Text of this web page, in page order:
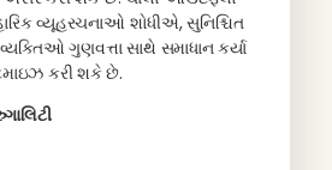
વ્યૂહરચનાઓ શોધીએ, સુનિશ્ચિત
ગુણવત્તા સાથે સમાધાન કર્યા
કરી શકે છે.